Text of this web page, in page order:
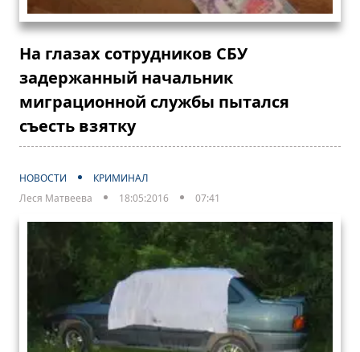
На глазах сотрудников СБУ
задержанный начальник
миграционной службы пытался
съесть взятку
НОВОСТИ
КРИМИНАЛ
Леся Матвеева
18:05:2016 07:41